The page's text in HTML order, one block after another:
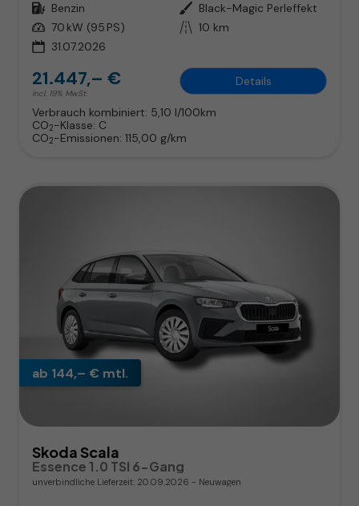
Kraftstoff Benzin Außenfarbe Black-Magic Perleffekt
Leistung 70 kW (95 PS) Kilometerstand 10 km
31.07.2026
21.447,– €
incl. 19% MwSt.
Details
Verbrauch kombiniert: 5,10 l/100km
CO2-Klasse: C
CO2-Emissionen: 115,00 g/km
ab 144,– € mtl.
Skoda Scala
Essence 1.0 TSI 6-Gang
unverbindliche Lieferzeit: 20.09.2026 Neuwagen